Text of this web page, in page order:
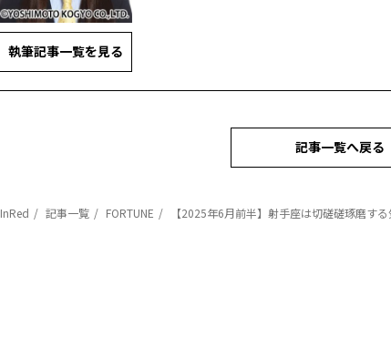
執筆記事一覧を見る
記事一覧へ戻る
InRed 記事一覧 FORTUNE 【2025年6月前半】射手座は切磋磋琢磨す